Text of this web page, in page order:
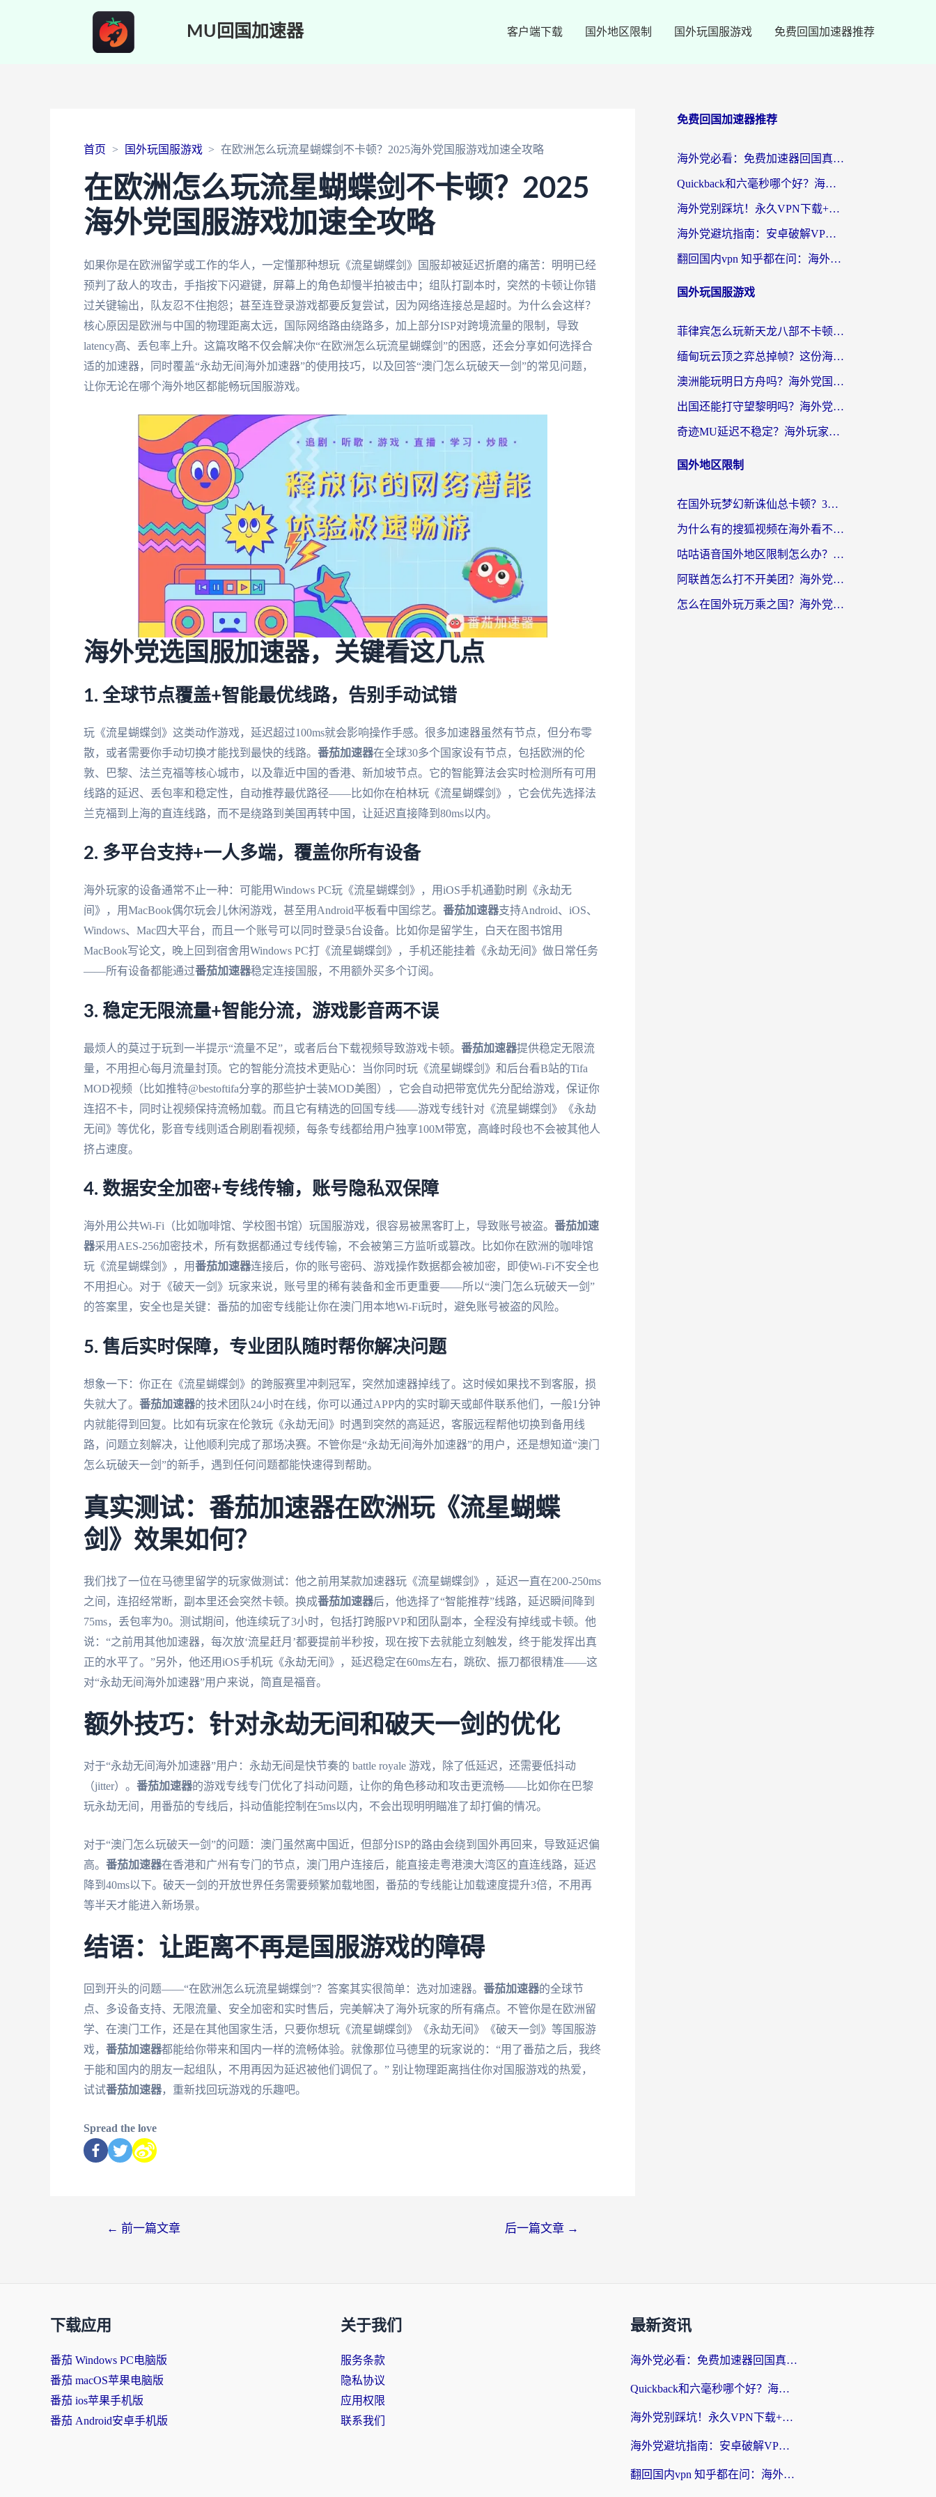
MU回国加速器 客户端下载 国外地区限制 国外玩国服游戏 免费回国加速器推荐
首页 国外玩国服游戏 在欧洲怎么玩流星蝴蝶剑不卡顿？2025海外党国服游戏加速全攻略
在欧洲怎么玩流星蝴蝶剑不卡顿？2025
海外党国服游戏加速全攻略
如果你是在欧洲留学或工作的华人，一定懂那种想玩《流星蝴蝶剑》国服却被延迟折磨的痛苦：明明已经
预判了敌人的攻击，手指按下闪避键，屏幕上的角色却慢半拍被击中；组队打副本时，突然的卡顿让你错
过关键输出，队友忍不住抱怨；甚至连登录游戏都要反复尝试，因为网络连接总是超时。为什么会这样？
核心原因是欧洲与中国的物理距离太远，国际网络路由绕路多，加上部分ISP对跨境流量的限制，导致
latency高、丢包率上升。这篇攻略不仅会解决你“在欧洲怎么玩流星蝴蝶剑”的困惑，还会分享如何选择合
适的加速器，同时覆盖“永劫无间海外加速器”的使用技巧，以及回答“澳门怎么玩破天一剑”的常见问题，
让你无论在哪个海外地区都能畅玩国服游戏。
海外党选国服加速器，关键看这几点
1. 全球节点覆盖+智能最优线路，告别手动试错
玩《流星蝴蝶剑》这类动作游戏，延迟超过100ms就会影响操作手感。很多加速器虽然有节点，但分布零
散，或者需要你手动切换才能找到最快的线路。 番茄加速器在全球30多个国家设有节点，包括欧洲的伦
敦、巴黎、法兰克福等核心城市，以及靠近中国的香港、新加坡节点。它的智能算法会实时检测所有可用
线路的延迟、丢包率和稳定性，自动推荐最优路径——比如你在柏林玩《流星蝴蝶剑》，它会优先选择法
兰克福到上海的直连线路，而不是绕路到美国再转中国，让延迟直接降到80ms以内。
2. 多平台支持+一人多端，覆盖你所有设备
海外玩家的设备通常不止一种：可能用Windows PC玩《流星蝴蝶剑》，用iOS手机通勤时刷《永劫无
间》，用MacBook偶尔玩会儿休闲游戏，甚至用Android平板看中国综艺。 番茄加速器支持Android、iOS、
Windows、Mac四大平台，而且一个账号可以同时登录5台设备。比如你是留学生，白天在图书馆用
MacBook写论文，晚上回到宿舍用Windows PC打《流星蝴蝶剑》，手机还能挂着《永劫无间》做日常任务
——所有设备都能通过番茄加速器稳定连接国服，不用额外买多个订阅。
3. 稳定无限流量+智能分流，游戏影音两不误
最烦人的莫过于玩到一半提示“流量不足”，或者后台下载视频导致游戏卡顿。 番茄加速器提供稳定无限流
量，不用担心每月流量封顶。它的智能分流技术更贴心：当你同时玩《流星蝴蝶剑》和后台看B站的Tifa
MOD视频（比如推特@bestoftifa分享的那些护士装MOD美图），它会自动把带宽优先分配给游戏，保证你
连招不卡，同时让视频保持流畅加载。而且它有精选的回国专线——游戏专线针对《流星蝴蝶剑》《永劫
无间》等优化，影音专线则适合刷剧看视频，每条专线都给用户独享100M带宽，高峰时段也不会被其他人
挤占速度。
4. 数据安全加密+专线传输，账号隐私双保障
海外用公共Wi-Fi（比如咖啡馆、学校图书馆）玩国服游戏，很容易被黑客盯上，导致账号被盗。 番茄加速
器采用AES-256加密技术，所有数据都通过专线传输，不会被第三方监听或篡改。比如你在欧洲的咖啡馆
玩《流星蝴蝶剑》，用番茄加速器连接后，你的账号密码、游戏操作数据都会被加密，即使Wi-Fi不安全也
不用担心。对于《破天一剑》玩家来说，账号里的稀有装备和金币更重要——所以“澳门怎么玩破天一剑”
的答案里，安全也是关键：番茄的加密专线能让你在澳门用本地Wi-Fi玩时，避免账号被盗的风险。
5. 售后实时保障，专业团队随时帮你解决问题
想象一下：你正在《流星蝴蝶剑》的跨服赛里冲刺冠军，突然加速器掉线了。这时候如果找不到客服，损
失就大了。 番茄加速器的技术团队24小时在线，你可以通过APP内的实时聊天或邮件联系他们，一般1分钟
内就能得到回复。比如有玩家在伦敦玩《永劫无间》时遇到突然的高延迟，客服远程帮他切换到备用线
路，问题立刻解决，让他顺利完成了那场决赛。不管你是“永劫无间海外加速器”的用户，还是想知道“澳门
怎么玩破天一剑”的新手，遇到任何问题都能快速得到帮助。
真实测试：番茄加速器在欧洲玩《流星蝴蝶
剑》效果如何？
我们找了一位在马德里留学的玩家做测试：他之前用某款加速器玩《流星蝴蝶剑》，延迟一直在200-250ms
之间，连招经常断，副本里还会突然卡顿。换成番茄加速器后，他选择了“智能推荐”线路，延迟瞬间降到
75ms，丢包率为0。测试期间，他连续玩了3小时，包括打跨服PVP和团队副本，全程没有掉线或卡顿。他
说：“之前用其他加速器，每次放‘流星赶月’都要提前半秒按，现在按下去就能立刻触发，终于能发挥出真
正的水平了。”另外，他还用iOS手机玩《永劫无间》，延迟稳定在60ms左右，跳砍、振刀都很精准——这
对“永劫无间海外加速器”用户来说，简直是福音。
额外技巧：针对永劫无间和破天一剑的优化
对于“永劫无间海外加速器”用户：永劫无间是快节奏的 battle royale 游戏，除了低延迟，还需要低抖动
（jitter）。 番茄加速器的游戏专线专门优化了抖动问题，让你的角色移动和攻击更流畅——比如你在巴黎
玩永劫无间，用番茄的专线后，抖动值能控制在5ms以内，不会出现明明瞄准了却打偏的情况。
对于“澳门怎么玩破天一剑”的问题：澳门虽然离中国近，但部分ISP的路由会绕到国外再回来，导致延迟偏
高。 番茄加速器在香港和广州有专门的节点，澳门用户连接后，能直接走粤港澳大湾区的直连线路，延迟
降到40ms以下。破天一剑的开放世界任务需要频繁加载地图，番茄的专线能让加载速度提升3倍，不用再
等半天才能进入新场景。
结语：让距离不再是国服游戏的障碍
回到开头的问题——“在欧洲怎么玩流星蝴蝶剑”？答案其实很简单：选对加速器。 番茄加速器的全球节
点、多设备支持、无限流量、安全加密和实时售后，完美解决了海外玩家的所有痛点。不管你是在欧洲留
学、在澳门工作，还是在其他国家生活，只要你想玩《流星蝴蝶剑》《永劫无间》《破天一剑》等国服游
戏， 番茄加速器都能给你带来和国内一样的流畅体验。就像那位马德里的玩家说的：“用了番茄之后，我终
于能和国内的朋友一起组队，不用再因为延迟被他们调侃了。” 别让物理距离挡住你对国服游戏的热爱，
试试番茄加速器，重新找回玩游戏的乐趣吧。
Spread the love
← 前一篇文章 后一篇文章 →
免费回国加速器推荐
海外党必看：免费加速器回国真的靠谱吗？3步教你选到好用的归雁替代
Quickback和六毫秒哪个好？海外党亲测：选对回国加速器，无缝刷剧办公不再愁
海外党别踩坑！永久VPN下载+回国加速器选择指南，无缝刷国内剧游戏支付
海外党避坑指南：安卓破解VPN真的靠谱吗？教你选对回国加速器无缝刷国内资源
翻回国内vpn 知乎都在问：海外党如何选对加速器，无缝刷剧打游戏？
国外玩国服游戏
菲律宾怎么玩新天龙八部不卡顿？海外党国服游戏加速器终极指南（附欧洲国外玩家实测）
缅甸玩云顶之弈总掉帧？这份海外玩家专属加速器攻略帮你上分
澳洲能玩明日方舟吗？海外党国服游戏畅玩终极指南（附实用加速器选择技巧）
出国还能打守望黎明吗？海外党国服游戏不卡顿的终极解法
奇迹MU延迟不稳定？海外玩家国服游戏加速器终极指南：从卡顿到丝滑的秘密
国外地区限制
在国外玩梦幻新诛仙总卡顿？3个实用技巧解决海外党痛点（附回国加速器选择指南）
为什么有的搜狐视频在海外看不了呢？留学生亲测有效的回国加速攻略
咕咕语音国外地区限制怎么办？海外党必备的回国加速器选择指南（附音悦Tai、搜狐视频解决妙招）
阿联酋怎么打不开美团？海外党必备：3步解决回国追剧、看球、刷B站的全部烦恼
怎么在国外玩万乘之国？海外党亲测：突破限制的3个实用技巧
下载应用
番茄 Windows PC电脑版
番茄 macOS苹果电脑版
番茄 ios苹果手机版
番茄 Android安卓手机版
关于我们
服务条款
隐私协议
应用权限
联系我们
最新资讯
海外党必看：免费加速器回国真的靠谱吗？3步教你选到好用的归雁替代
Quickback和六毫秒哪个好？海外党亲测：选对回国加速器，无缝刷剧办公不再愁
海外党别踩坑！永久VPN下载+回国加速器选择指南，无缝刷国内剧游戏支付
海外党避坑指南：安卓破解VPN真的靠谱吗？教你选对回国加速器无缝刷国内资源
翻回国内vpn 知乎都在问：海外党如何选对加速器，无缝刷剧打游戏？